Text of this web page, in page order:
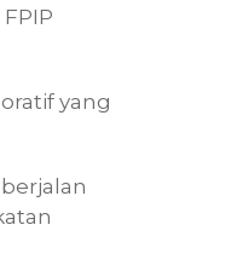
yang